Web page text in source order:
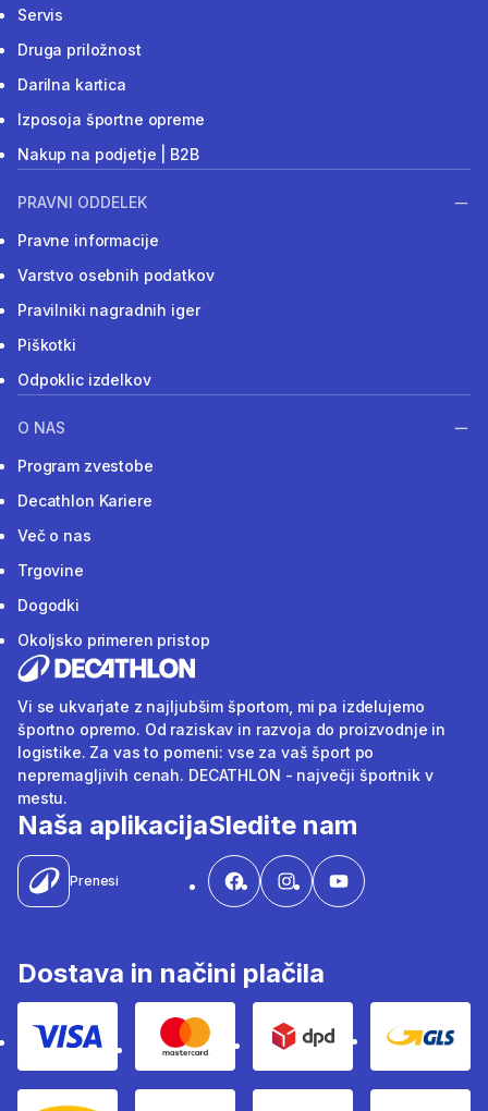
Servis
Druga priložnost
Darilna kartica
Izposoja športne opreme
Nakup na podjetje | B2B
PRAVNI ODDELEK
Pravne informacije
Varstvo osebnih podatkov
Pravilniki nagradnih iger
Piškotki
Odpoklic izdelkov
O NAS
Program zvestobe
Decathlon Kariere
Več o nas
Trgovine
Dogodki
Okoljsko primeren pristop
Vi se ukvarjate z najljubšim športom, mi pa izdelujemo
športno opremo. Od raziskav in razvoja do proizvodnje in
logistike. Za vas to pomeni: vse za vaš šport po
nepremagljivih cenah. DECATHLON - največji športnik v
mestu.
Naša aplikacija
Prenesi
Sledite nam
Dostava in načini plačila
Visa Mastercard Dpd Gls